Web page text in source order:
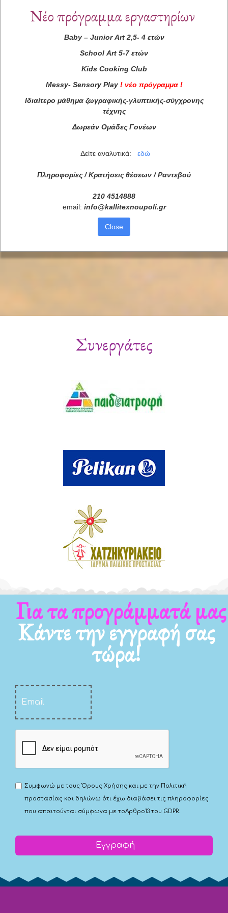
Συνεργάτες
Για τα προγράμματά μας
Κάντε την εγγραφή σας
τώρα!
Συμφωνώ με τουςΌρους Χρήσης και με την Πολιτική
προστασίας και δηλώνω ότι έχω διαβάσει τις πληροφορίες
που απαιτούνται σύμφωνα με τοΑρθρο13 του GDPR.
Εγγραφή
Νέο πρόγραμμα εργαστηρίων
Baby– Junior Art2,5- 4 ετών
School Art 5-7 ετών
Kids Cooking Club
Messy- Sensory Play ! νέο πρόγραμμα !
Ιδιαίτερο μάθημα ζωγραφικής-γλυπτικής-σύγχρονης
τέχνης
Δωρεάν Ομάδες Γονέων
Δείτε αναλυτικά: εδώ
Πληροφορίες / Κρατήσεις θέσεων / Ραντεβού
210 4514888
email: info@kallitexnoupoli.gr
Close